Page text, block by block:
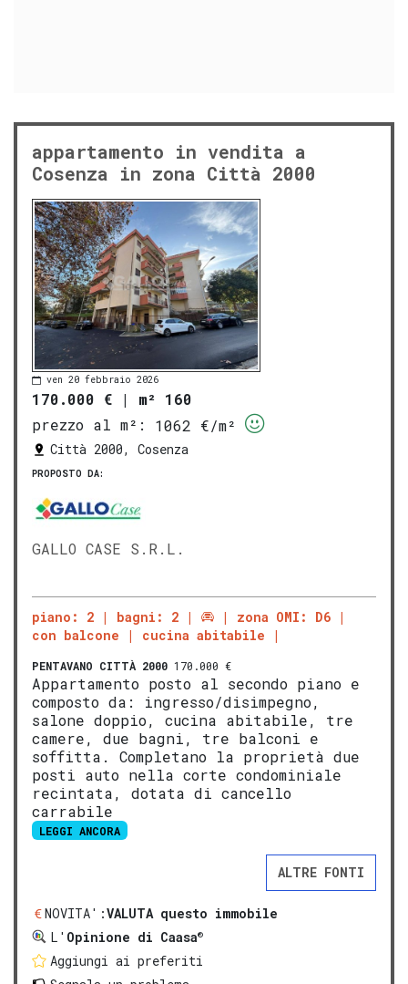
appartamento in vendita a
Cosenza in zona Città 2000
ven 20 febbraio 2026
170.000 € | m² 160
prezzo al m²:
1062 €/m²
Città 2000, Cosenza
PROPOSTO DA:
GALLO CASE S.R.L.
piano: 2 bagni: 2
zona OMI: D6
con balcone
cucina abitabile
PENTAVANO CITTÀ 2000 170.000 €
Appartamento posto al secondo piano e
composto da: ingresso/disimpegno,
salone doppio, cucina abitabile, tre
camere, due bagni, tre balconi e
soffitta. Completano la proprietà due
posti auto nella corte condominiale
recintata, dotata di cancello
carrabile
LEGGI ANCORA
ALTRE FONTI
NOVITA':VALUTA questo immobile
L' Opinione di Caasa®
Aggiungi ai preferiti